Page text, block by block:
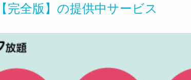
完全版】の提供中サービス